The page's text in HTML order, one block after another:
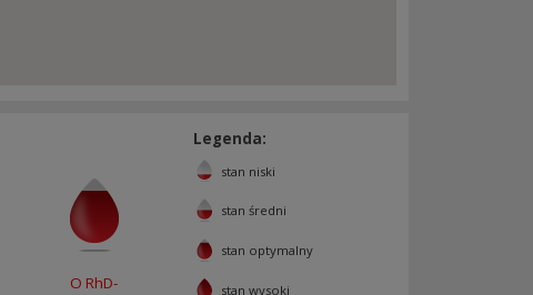
Legenda:
O RhD-
stan niski
stan średni
stan optymalny
stan wysoki